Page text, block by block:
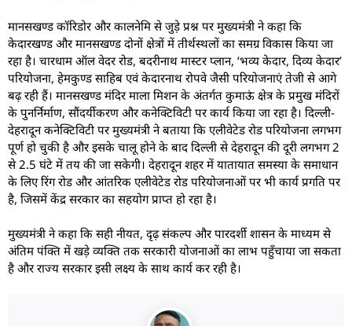
मानसखण्ड कॉरिडोर और कालनेमि से जुड़े प्रश्न पर मुख्यमंत्री ने कहा कि
केदारखण्ड और मानसखण्ड दोनों क्षेत्रों में तीर्थस्थलों का समग्र विकास किया जा
रहा है। चारधाम ऑल वेदर रोड, बदरीनाथ मास्टर प्लान, ‘भव्य केदार, दिव्य केदार’
परियोजना, हेमकुण्ड साहिब एवं केदारनाथ रोपवे जैसी परियोजनाएं तेजी से आगे
बढ़ रही हैं। मानसखण्ड मंदिर माला मिशन के अंतर्गत कुमाऊं क्षेत्र के प्रमुख मंदिरों
के पुनर्निर्माण, सौंदर्यीकरण और कनेक्टिविटी पर कार्य किया जा रहा है। दिल्ली-
देहरादून कनेक्टिविटी पर मुख्यमंत्री ने बताया कि एलीवेटेड रोड परियोजना लगभग
पूर्ण हो चुकी है और इसके चालू होने के बाद दिल्ली से देहरादून की दूरी लगभग 2
से 2.5 घंटे में तय की जा सकेगी। देहरादून शहर में यातायात समस्या के समाधान
के लिए रिंग रोड और आंतरिक एलीवेटेड रोड परियोजनाओं पर भी कार्य प्रगति पर
है, जिसमें केंद्र सरकार का सहयोग प्राप्त हो रहा है।
मुख्यमंत्री ने कहा कि सही नीयत, दृढ़ संकल्प और पारदर्शी शासन के माध्यम से
अंतिम पंक्ति में खड़े व्यक्ति तक सरकारी योजनाओं का लाभ पहुँचाया जा सकता
है और राज्य सरकार इसी लक्ष्य के साथ कार्य कर रही है।